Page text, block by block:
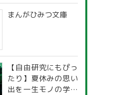
まんがひみつ文庫
【自由研究にもぴっ
たり】夏休みの思い
出を一生モノの学び